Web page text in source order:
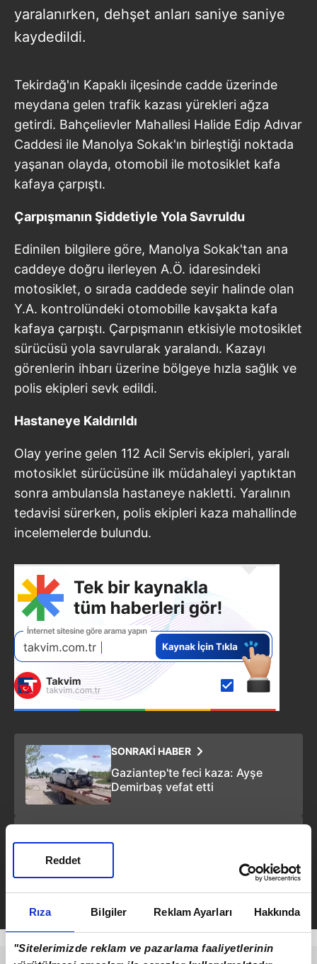
Rıza Bilgiler Reklam Ayarları Hakkında
"Sitelerimizde reklam ve pazarlama faaliyetlerinin
Reddet
yaralanırken, dehşet anları saniye saniye
kaydedildi.
Tekirdağ'ın Kapaklı ilçesinde cadde üzerinde
meydana gelen trafik kazası yürekleri ağza
getirdi. Bahçelievler Mahallesi Halide Edip Adıvar
Caddesi ile Manolya Sokak'ın birleştiği noktada
yaşanan olayda, otomobil ile motosiklet kafa
kafaya çarpıştı.
Çarpışmanın Şiddetiyle Yola Savruldu
Edinilen bilgilere göre, Manolya Sokak'tan ana
caddeye doğru ilerleyen A.Ö. idaresindeki
motosiklet, o sırada caddede seyir halinde olan
Y.A. kontrolündeki otomobille kavşakta kafa
kafaya çarpıştı. Çarpışmanın etkisiyle motosiklet
sürücüsü yola savrularak yaralandı. Kazayı
görenlerin ihbarı üzerine bölgeye hızla sağlık ve
polis ekipleri sevk edildi.
Hastaneye Kaldırıldı
Olay yerine gelen 112 Acil Servis ekipleri, yaralı
motosiklet sürücüsüne ilk müdahaleyi yaptıktan
sonra ambulansla hastaneye nakletti. Yaralının
tedavisi sürerken, polis ekipleri kaza mahallinde
incelemelerde bulundu.
SONRAKİ HABER
Gaziantep'te feci kaza: Ayşe
Demirbaş vefat etti
33 ilde dev operasyon: 8,7 milyar